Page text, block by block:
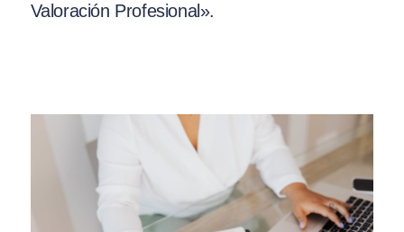
Valoración Profesional».